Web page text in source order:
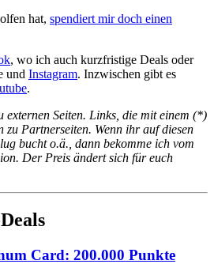
hat, spendiert mir doch einen
, wo ich auch kurzfristige Deals oder
und Instagram. Inzwischen gibt es
.
externen Seiten. Links, die mit einem (*)
zu Partnerseiten. Wenn ihr auf diesen
bucht o.ä., dann bekomme ich vom
Der Preis ändert sich für euch
Card: 200.000 Punkte